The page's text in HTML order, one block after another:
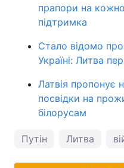
прапори на
підтримка
Стало відомо
Україні: Литва
Латвія пропонує
посвідки на
білорусам
Путін Литва